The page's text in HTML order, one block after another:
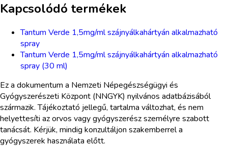
Kapcsolódó termékek
Tantum Verde 1,5mg/ml szájnyálkahártyán alkalmazható
spray
Tantum Verde 1,5mg/ml szájnyálkahártyán alkalmazható
spray (30 ml)
Ez a dokumentum a Nemzeti Népegészségügyi és
Gyógyszerészeti Központ (NNGYK) nyilvános adatbázisából
származik. Tájékoztató jellegű, tartalma változhat, és nem
helyettesíti az orvos vagy gyógyszerész személyre szabott
tanácsát. Kérjük, mindig konzultáljon szakemberrel a
gyógyszerek használata előtt.